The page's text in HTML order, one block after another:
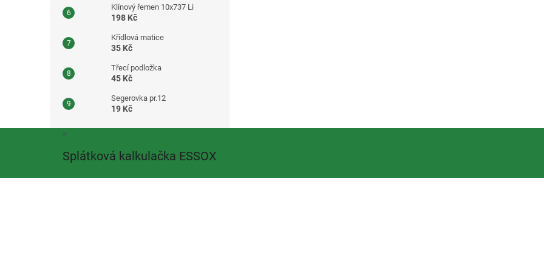
Klínový řemen 10x737 Li
198 Kč
Křídlová matice
35 Kč
Třecí podložka
45 Kč
Segerovka pr.12
19 Kč
×
Splátková kalkulačka ESSOX